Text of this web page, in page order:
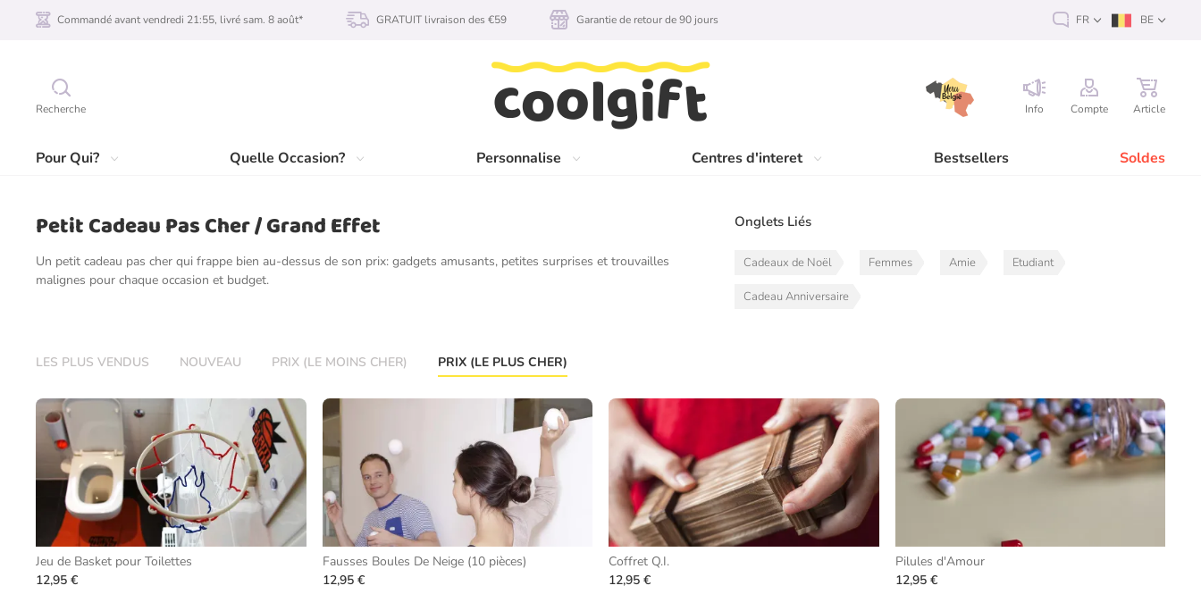
Recherche Info Compte Article
Pour Qui? Quelle Occasion? Personnalise Centres d'interet Bestsellers Soldes
Commandé avant vendredi 21:55, livré sam. 8 août* GRATUIT livraison des €59 Garantie de retour de 90 jours FR BE
Petit Cadeau Pas Cher / Grand Effet
Un petit cadeau pas cher qui frappe bien au-dessus de son prix: gadgets amusants, petites surprises et trouvailles
malignes pour chaque occasion et budget.
Onglets Liés
Cadeaux de Noël Femmes Amie Etudiant
Cadeau Anniversaire
LES PLUS VENDUS NOUVEAU PRIX (LE MOINS CHER) PRIX (LE PLUS CHER)
Jeu de Basket pour Toilettes
12,95 €
Fausses Boules De Neige (10 pièces)
12,95 €
Coffret Q.I.
12,95 €
Pilules d'Amour
12,95 €